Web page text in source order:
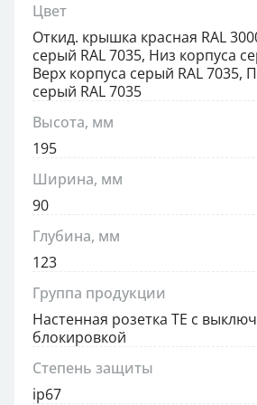
Цвет
Откид. крышка красная RAL
серый RAL 7035, Низ корпуса
Верх корпуса серый RAL 7035,
серый RAL 7035
Высота, мм
195
Ширина, мм
90
Глубина, мм
123
Группа продукции
Настенная розетка TE с
блокировкой
Степень защиты
ip67